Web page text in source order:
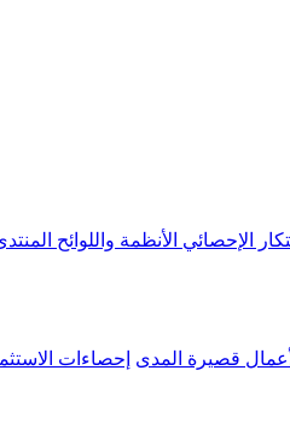
الإحصائي الأنظمة واللوائح
قصيرة المدى إحصاءات